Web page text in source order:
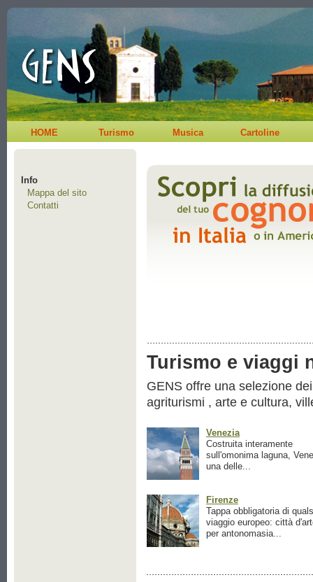
HOME Turismo Musica Cartoline
Info
Mappa del sito
Contatti
Turismo e viaggi
GENS offre una selezione
agriturismi , arte e cultura,
Venezia
Costruita interamente
sull'omonima laguna,
una delle...
Firenze
Tappa obbligatoria di
viaggio europeo: città
per antonomasia...